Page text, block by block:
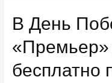
раз
проходит
международный
конкурс
пианистов
композитора
В День
«Премьер»
бесплатно